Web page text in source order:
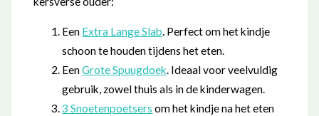
Een Extra Lange Slab. Perfect om het kindje
schoon te houden tijdens het eten.
EenGrote Spuugdoek. Ideaal voor veelvuldig
gebruik, zowel thuis als in de kinderwagen.
3 Snoetenpoetsers om het kindje na het eten